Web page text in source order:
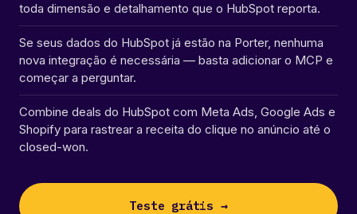
toda dimensão e detalhamento que o HubSpot reporta.
Se seus dados do HubSpot já estão na Porter, nenhuma
nova integração é necessária — basta adicionar o MCP e
começar a perguntar.
Combine deals do HubSpot com Meta Ads, Google Ads e
Shopify para rastrear a receita do clique no anúncio até o
closed-won.
Teste grátis →